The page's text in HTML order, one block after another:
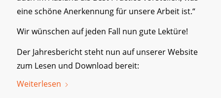
eine schöne Anerkennung für unsere Arbeit ist.“
Wir wünschen auf jeden Fall nun gute Lektüre!
Der Jahresbericht steht nun auf unserer Website
zum Lesen und Download bereit:
Weiterlesen